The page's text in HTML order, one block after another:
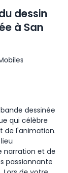
dessin
à San
dessinée
qui célèbre
de l'animation.
narration et de
passionnante